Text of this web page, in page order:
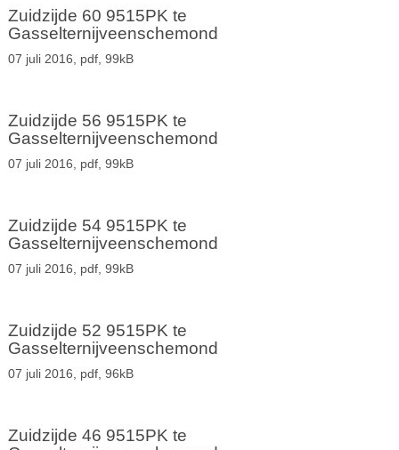
Zuidzijde 60 9515PK te
Gasselternijveenschemond
07 juli 2016, pdf, 99kB
Zuidzijde 56 9515PK te
Gasselternijveenschemond
07 juli 2016, pdf, 99kB
Zuidzijde 54 9515PK te
Gasselternijveenschemond
07 juli 2016, pdf, 99kB
Zuidzijde 52 9515PK te
Gasselternijveenschemond
07 juli 2016, pdf, 96kB
Zuidzijde 46 9515PK te